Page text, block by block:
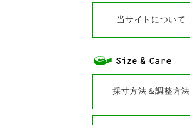
当サイトについて
採寸方法＆調整方法